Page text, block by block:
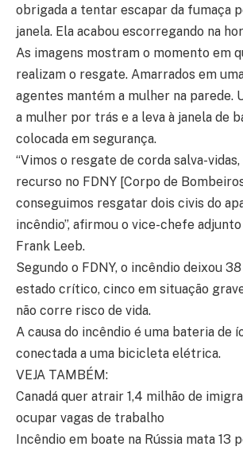
obrigada a tentar escapar da fumaça
janela. Ela acabou escorregando na
As imagens mostram o momento em
realizam o resgate. Amarrados em
agentes mantém a mulher na parede.
a mulher por trás e a leva à janela de
colocada em segurança.
“Vimos o resgate de corda salva-
recurso no FDNY [Corpo de
conseguimos resgatar dois civis do
incêndio”, afirmou o vice-chefe
Frank Leeb.
Segundo o FDNY, o incêndio deixou
estado crítico, cinco em situação
não corre risco de vida.
A causa do incêndio é uma bateria de
conectada a uma bicicleta elétrica.
VEJA TAMBÉM:
Canadá quer atrair 1,4 milhão de
ocupar vagas de trabalho
Incêndio em boate na Rússia mata 13